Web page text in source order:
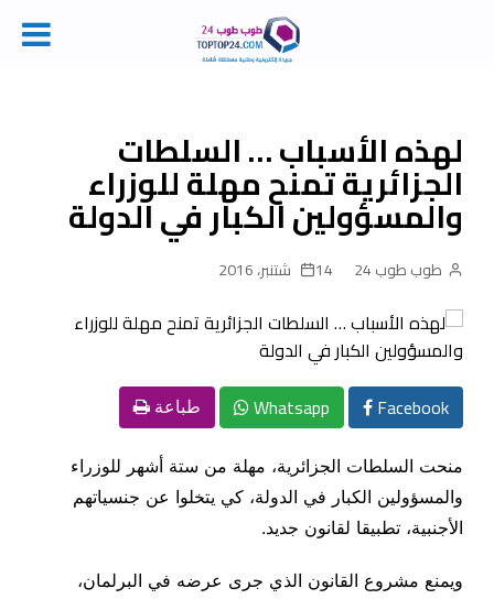
contentلهذه الأسباب … السلطات
الجزائرية تمنح مهلة للوزراء
والمسؤولين الكبار في الدولة
طوب طوب 24 14 شتنبر، 2016
Facebook
Whatsapp طباعة
منحت السلطات الجزائرية، مهلة من ستة أشهر للوزراء
والمسؤولين الكبار في الدولة، كي يتخلوا عن جنسياتهم
الأجنبية، تطبيقا لقانون جديد.
ويمنع مشروع القانون الذي جرى عرضه في البرلمان،